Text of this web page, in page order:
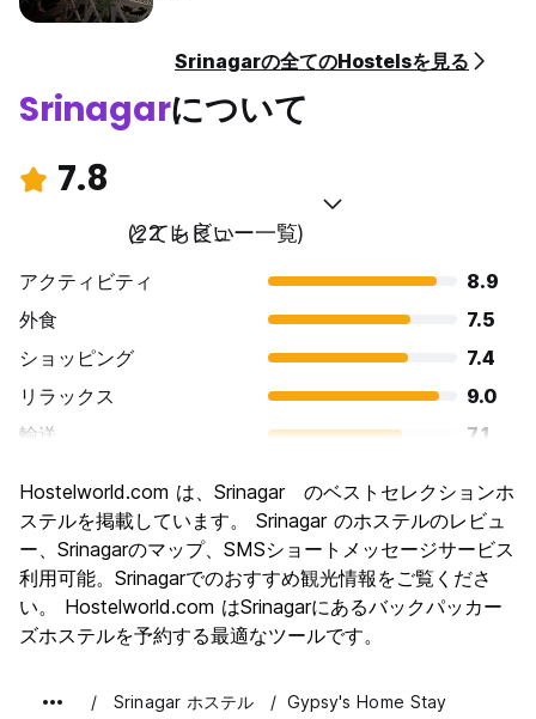
Srinagarの全てのHostelsを見る
Srinagarについて
7.8
とても良い
(22 レビュー一覧)
アクティビティ
8.9
外食
7.5
ショッピング
7.4
リラックス
9.0
輸送
7.1
文化
8.5
ナイトライフ
4.0
コストパフォーマンス
8.5
Hostelworld.com は、Srinagar のベストセレクションホ
ステルを掲載しています。 Srinagar のホステルのレビュ
ー、Srinagarのマップ、SMSショートメッセージサービス
利用可能。Srinagarでのおすすめ観光情報をご覧くださ
い。 Hostelworld.com はSrinagarにあるバックパッカー
ズホステルを予約する最適なツールです。
Srinagar ホステル Gypsy's Home Stay